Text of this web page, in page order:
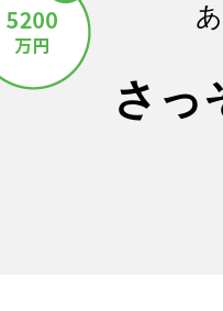
さっ